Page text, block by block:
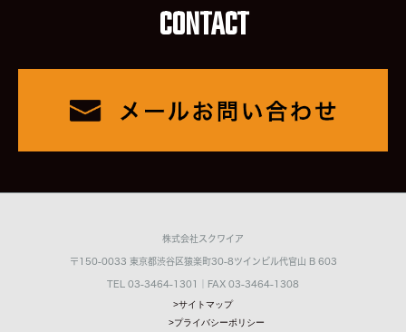
CONTACT
株式会社スクワイア
〒150-0033 東京都渋谷区猿楽町30-8ツインビル代官山 B 603
TEL 03-3464-1301｜FAX 03-3464-1308
>サイトマップ
>プライバシーポリシー